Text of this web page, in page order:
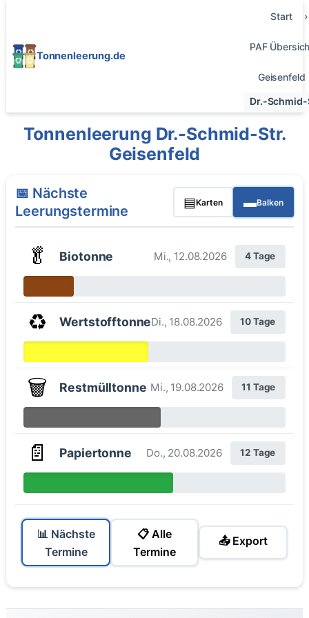
Tonnenleerung.de
Start
PAF
Geisenfeld
Dr.-Schmid-
Tonnenleerung Dr.-Schmid-Str.
Geisenfeld
📅 Nächste
Leerungstermine
▤Karten ▬Balken
🥬 Biotonne Mi., 12.08.2026 4 Tage
♻️ WertstofftonneDi., 18.08.2026 10 Tage
🗑️ Restmülltonne Mi., 19.08.2026 11 Tage
📄 Papiertonne Do., 20.08.2026 12 Tage
📊 Nächste
Termine
📋 Alle
Termine
📤 Export